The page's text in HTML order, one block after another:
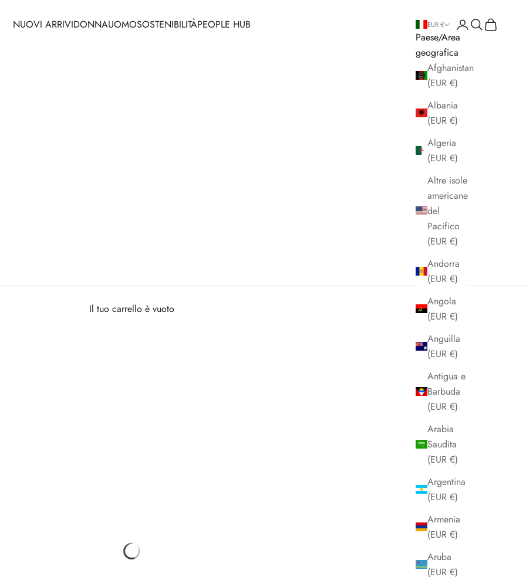
NUOVI ARRIVIDONNAUOMOSOSTENIBILITÀPEOPLE HUB EUR €
Paese/Area
geografica
Afghanistan
(EUR €)
Albania
(EUR €)
Algeria
(EUR €)
Altre isole
americane
del
Pacifico
(EUR €)
Andorra
(EUR €)
Angola
(EUR €)
Anguilla
(EUR €)
Antigua e
Barbuda
(EUR €)
Arabia
Saudita
(EUR €)
Argentina
(EUR €)
Armenia
(EUR €)
Aruba
(EUR €)
Mostra account
Mostra il
Mostra il
Il tuo carrello è vuoto